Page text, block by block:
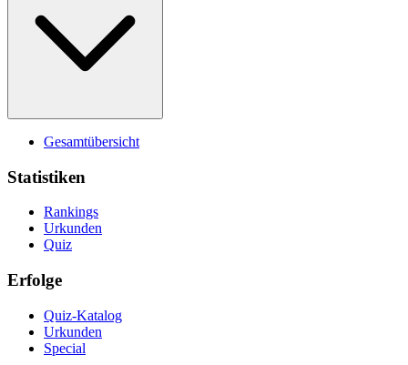
Gesamtübersicht
Statistiken
Rankings
Urkunden
Quiz
Erfolge
Quiz-Katalog
Urkunden
Special